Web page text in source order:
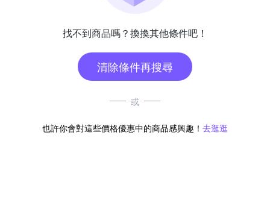
找不到商品嗎？換換其他條件吧！
清除條件再搜尋
或
也許你會對這些價格優惠中的商品感興趣！ 去逛逛